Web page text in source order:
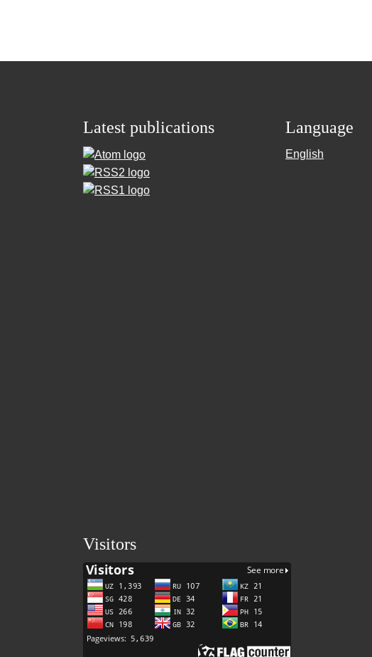
Latest publications Language
English
Visitors